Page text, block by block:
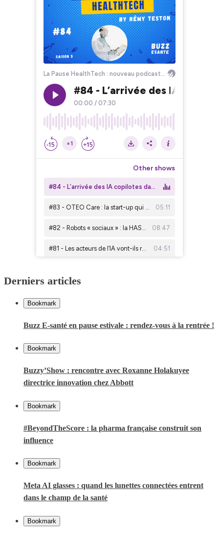
Derniers articles
Bookmark
Buzz E-santé en pause estivale : rendez-vous à la rentrée !
Bookmark
Buzzy’Show : rencontre avec Roxanne Holakuyee
directrice innovation chez Abbott
Bookmark
#BeyondTheScore : la pharma française construit son
influence
Bookmark
Meta AI glasses : quand les lunettes connectées entrent
dans le champ de la santé
Bookmark